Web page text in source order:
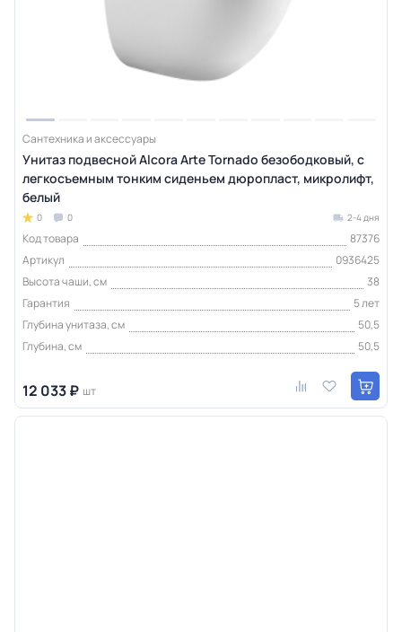
Сантехника и аксессуары
Унитаз подвесной Alcora Arte Tornado безободковый, с
легкосъемным тонким сиденьем дюропласт, микролифт,
белый
0 0 2-4 дня
Код товара
87376
Артикул
0936425
Высота чаши, см
38
Гарантия
5 лет
Глубина унитаза, см
50,5
Глубина, см
50,5
12 033 ₽ шт